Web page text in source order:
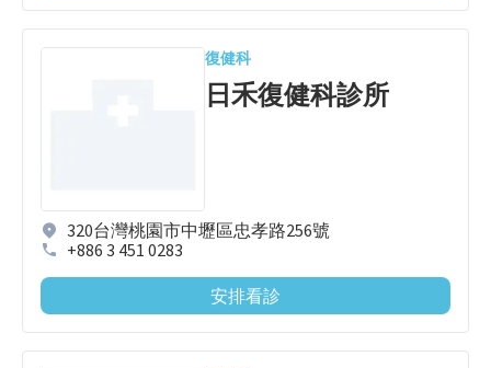
復健科
日禾復健科診所
320台灣桃園市中壢區忠孝路256號
+886 3 451 0283
安排看診